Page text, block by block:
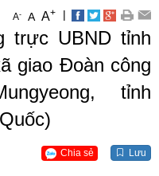
A- A A+ |
trực UBND tỉnh
giao Đoàn công
tỉnh
Chia sẻ Lưu